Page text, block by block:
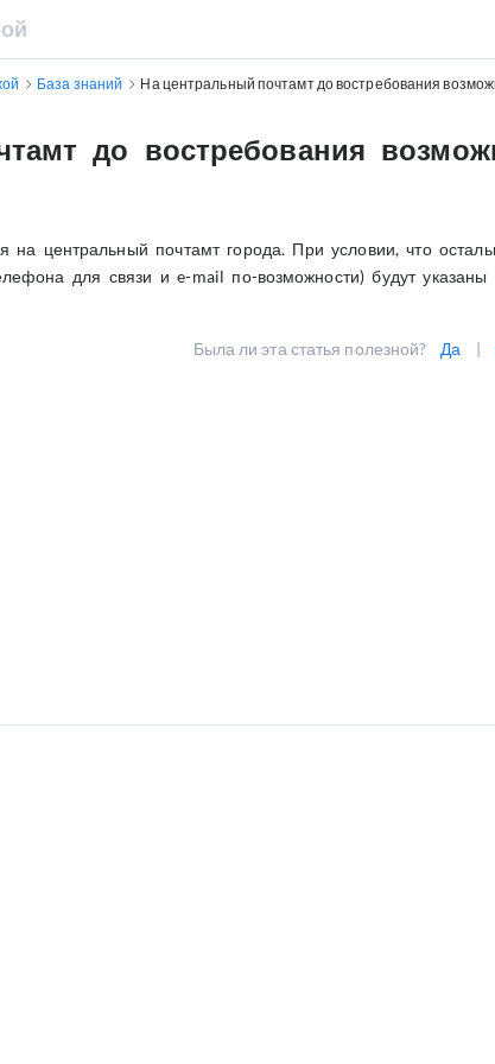
База знаний На центральный почтамт до востребования
до востребования
на центральный почтамт города. При условии, что
для связи и e-mail по-возможности) будут указаны
Была ли эта статья полезной? Да |